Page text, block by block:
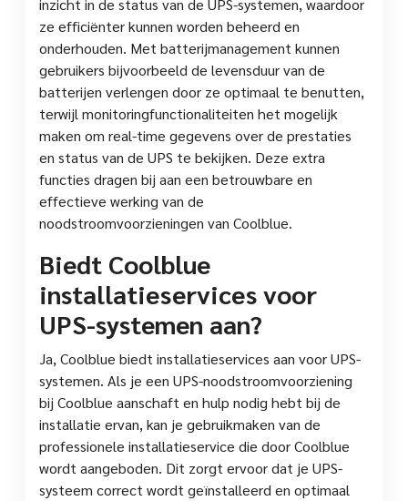
inzicht in de status van de UPS-systemen, waardoor
ze efficiënter kunnen worden beheerd en
onderhouden. Met batterijmanagement kunnen
gebruikers bijvoorbeeld de levensduur van de
batterijen verlengen door ze optimaal te benutten,
terwijl monitoringfunctionaliteiten het mogelijk
maken om real-time gegevens over de prestaties
en status van de UPS te bekijken. Deze extra
functies dragen bij aan een betrouwbare en
effectieve werking van de
noodstroomvoorzieningen van Coolblue.
Biedt Coolblue
installatieservices voor
UPS-systemen aan?
Ja, Coolblue biedt installatieservices aan voor UPS-
systemen. Als je een UPS-noodstroomvoorziening
bij Coolblue aanschaft en hulp nodig hebt bij de
installatie ervan, kan je gebruikmaken van de
professionele installatieservice die door Coolblue
wordt aangeboden. Dit zorgt ervoor dat je UPS-
systeem correct wordt geïnstalleerd en optimaal